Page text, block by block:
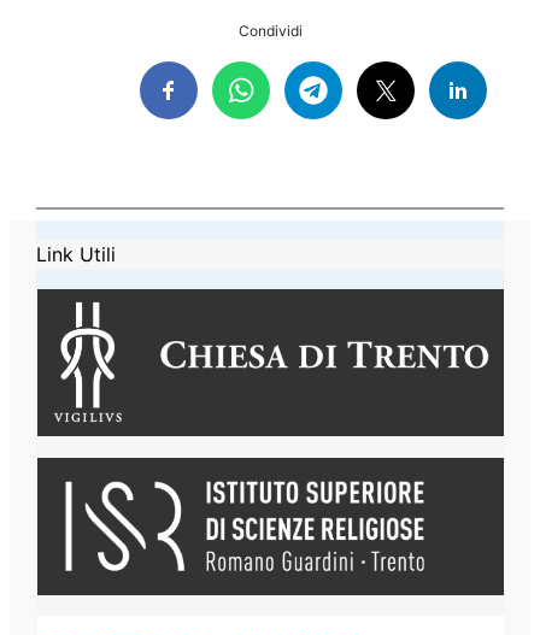
Condividi
Link Utili